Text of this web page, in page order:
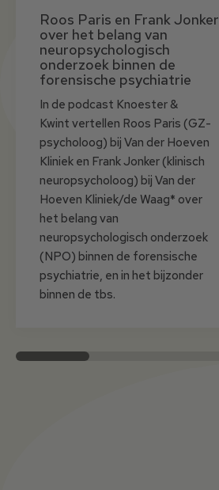
Roos Paris en Frank Jonker
over het belang van
neuropsychologisch
onderzoek binnen de
forensische psychiatrie
In de podcast Knoester &
Kwint vertellen Roos Paris (GZ-
psycholoog) bij Van der Hoeven
Kliniek en Frank Jonker (klinisch
neuropsycholoog) bij Van der
Hoeven Kliniek/de Waag* over
het belang van
neuropsychologisch onderzoek
(NPO) binnen de forensische
psychiatrie, en in het bijzonder
binnen de tbs.